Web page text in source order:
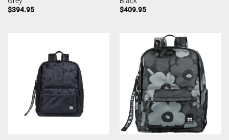
$394.95
$409.95